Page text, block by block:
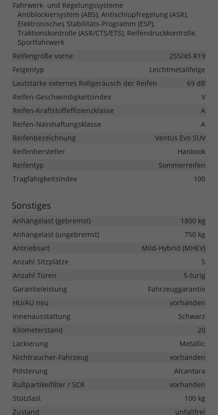
Fahrwerk- und Regelungssysteme
Antiblockiersystem (ABS), Antischlupfregelung (ASR),
Elektronisches Stabilitäts-Programm (ESP),
Traktionskontrolle (ASR/CTS/ETS), Reifendruckkontrolle,
Sportfahrwerk
Reifengröße vorne
255/45 R19
Felgentyp
Leichtmetallfelge
Lautstärke externes Rollgeräusch der Reifen
69 dB
Reifen-Geschwindigkeitsindex
V
Reifen-Kraftstoffeffizienzklasse
A
Reifen-Nasshaftungsklasse
A
Reifenbezeichnung
Ventus Evo SUV
Reifenhersteller
Hankook
Reifentyp
Sommerreifen
Tragfähigkeitsindex
100
Sonstiges
Anhängelast (gebremst)
1800 kg
Anhängelast (ungebremst)
750 kg
Antriebsart
Mild-Hybrid (MHEV)
Anzahl Sitzplätze
5
Anzahl Türen
5-türig
Garantieleistung
Fahrzeuggarantie
HU/AU neu
vorhanden
Innenausstattung
Schwarz
Kilometerstand
20
Lackierung
Metallic
Nichtraucher-Fahrzeug
vorhanden
Polsterung
Alcantara
Rußpartikelfilter / SCR
vorhanden
Stützlast
100 kg
Zustand
unfallfrei